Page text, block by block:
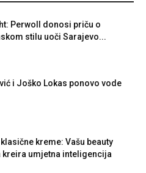
Perwoll donosi priču o
stilu uoči Sarajevo...
i Joško Lokas ponovo vode
kreme: Vašu beauty
kreira umjetna inteligencija